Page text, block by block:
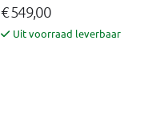
€ 549,00
Uit voorraad leverbaar